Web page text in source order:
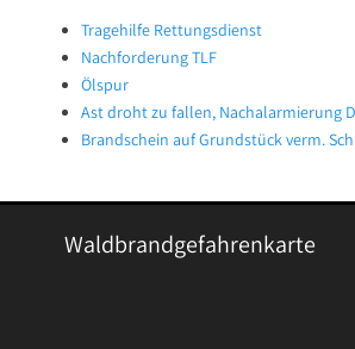
Tragehilfe Rettungsdienst
Nachforderung TLF
Ölspur
Ast droht zu fallen, Nachalarmierung
Brandschein auf Grundstück verm.
Waldbrandgefahrenkarte